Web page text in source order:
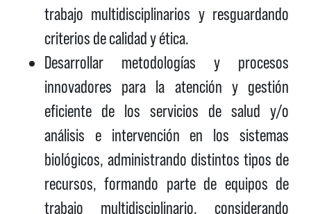
trabajo multidisciplinarios y resguardando
criterios de calidad y ética.
Desarrollar metodologías y procesos
innovadores para la atención y gestión
eficiente de los servicios de salud y/o
análisis e intervención en los sistemas
biológicos, administrando distintos tipos de
recursos, formando parte de equipos de
trabajo multidisciplinario, considerando